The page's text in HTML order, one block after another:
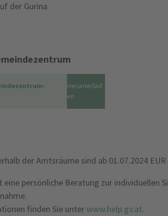
der Gurina
Herunterlad
en
der Amtsräume sind ab 01.07.2024
eine persönliche Beratung zur individuellen
finden Sie unterwww.help.gv.at.